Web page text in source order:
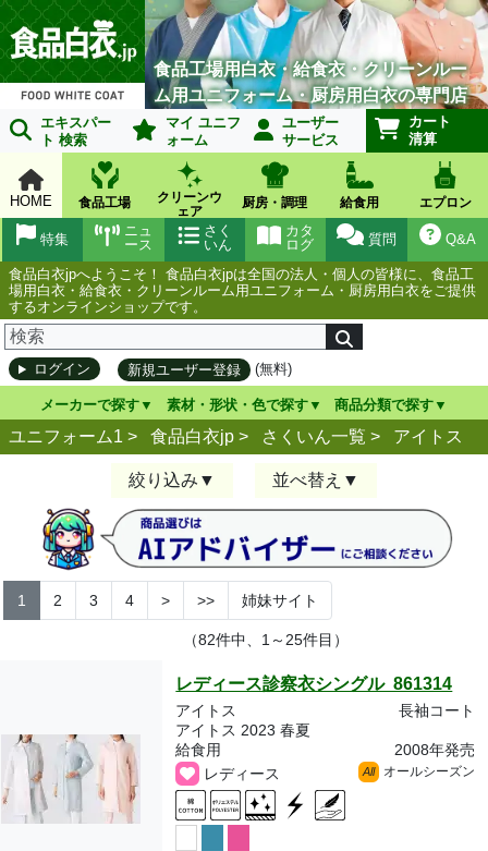
食品工場用白衣・給食衣・クリーンルー
ム用ユニフォーム・厨房用白衣の専門店
エキスパー
ト 検索
マイ ユニフ
ォーム
ユーザー
サービス
カート
清算
HOME 食品工場
クリーンウ
ェア
厨房・調理 給食用 エプロン
Q&A
質問
カタ
ログ
さく
いん
ニュ
ース
特集
食品白衣jpへようこそ！ 食品白衣jpは全国の法人・個人の皆様に、食品工
場用白衣・給食衣・クリーンルーム用ユニフォーム・厨房用白衣をご提供
するオンラインショップです。
ログイン 新規ユーザー登録 (無料)
メーカーで探す 素材・形状・色で探す 商品分類で探す
ユニフォーム1 > 食品白衣jp > さくいん一覧 > アイトス
絞り込み 並べ替え
1 2 3 4 > >> 姉妹サイト
（82件中、1～25件目）
レディース診察衣シングル 861314
アイトス
長袖コート
アイトス 2023 春夏
給食用
2008年発売
レディース
All オールシーズン